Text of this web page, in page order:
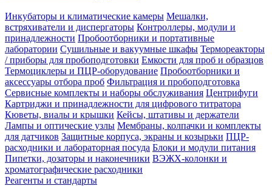
Инкубаторы и климатические камеры Мешалки,
встряхиватели и диспергаторы Контроллеры, модули и
принадлежности Пробоотборники и портативные
лаборатории Сушильные и вакуумные шкафы Термореакторы
/ приборы для пробоподготовки Емкости для проб и образцов
Термоциклеры и ПЦР-оборудование Пробоотборники и
аксессуары отбора проб Фильтрация и пробоподготовка
Сервисные комплекты и наборы обслуживания Центрифуги
Картриджи и принадлежности для цифрового титратора
Кюветы, виалы и крышки Кейсы, штативы и держатели
Лампы и оптические узлы Мембраны, колпачки и комплекты
для датчиков Защитные корпуса, экраны и козырьки ПЦР-
расходники и лабораторная посуда Блоки и модули питания
Пипетки, дозаторы и наконечники ВЭЖХ-колонки и
хроматографические расходники
Реагенты и стандарты